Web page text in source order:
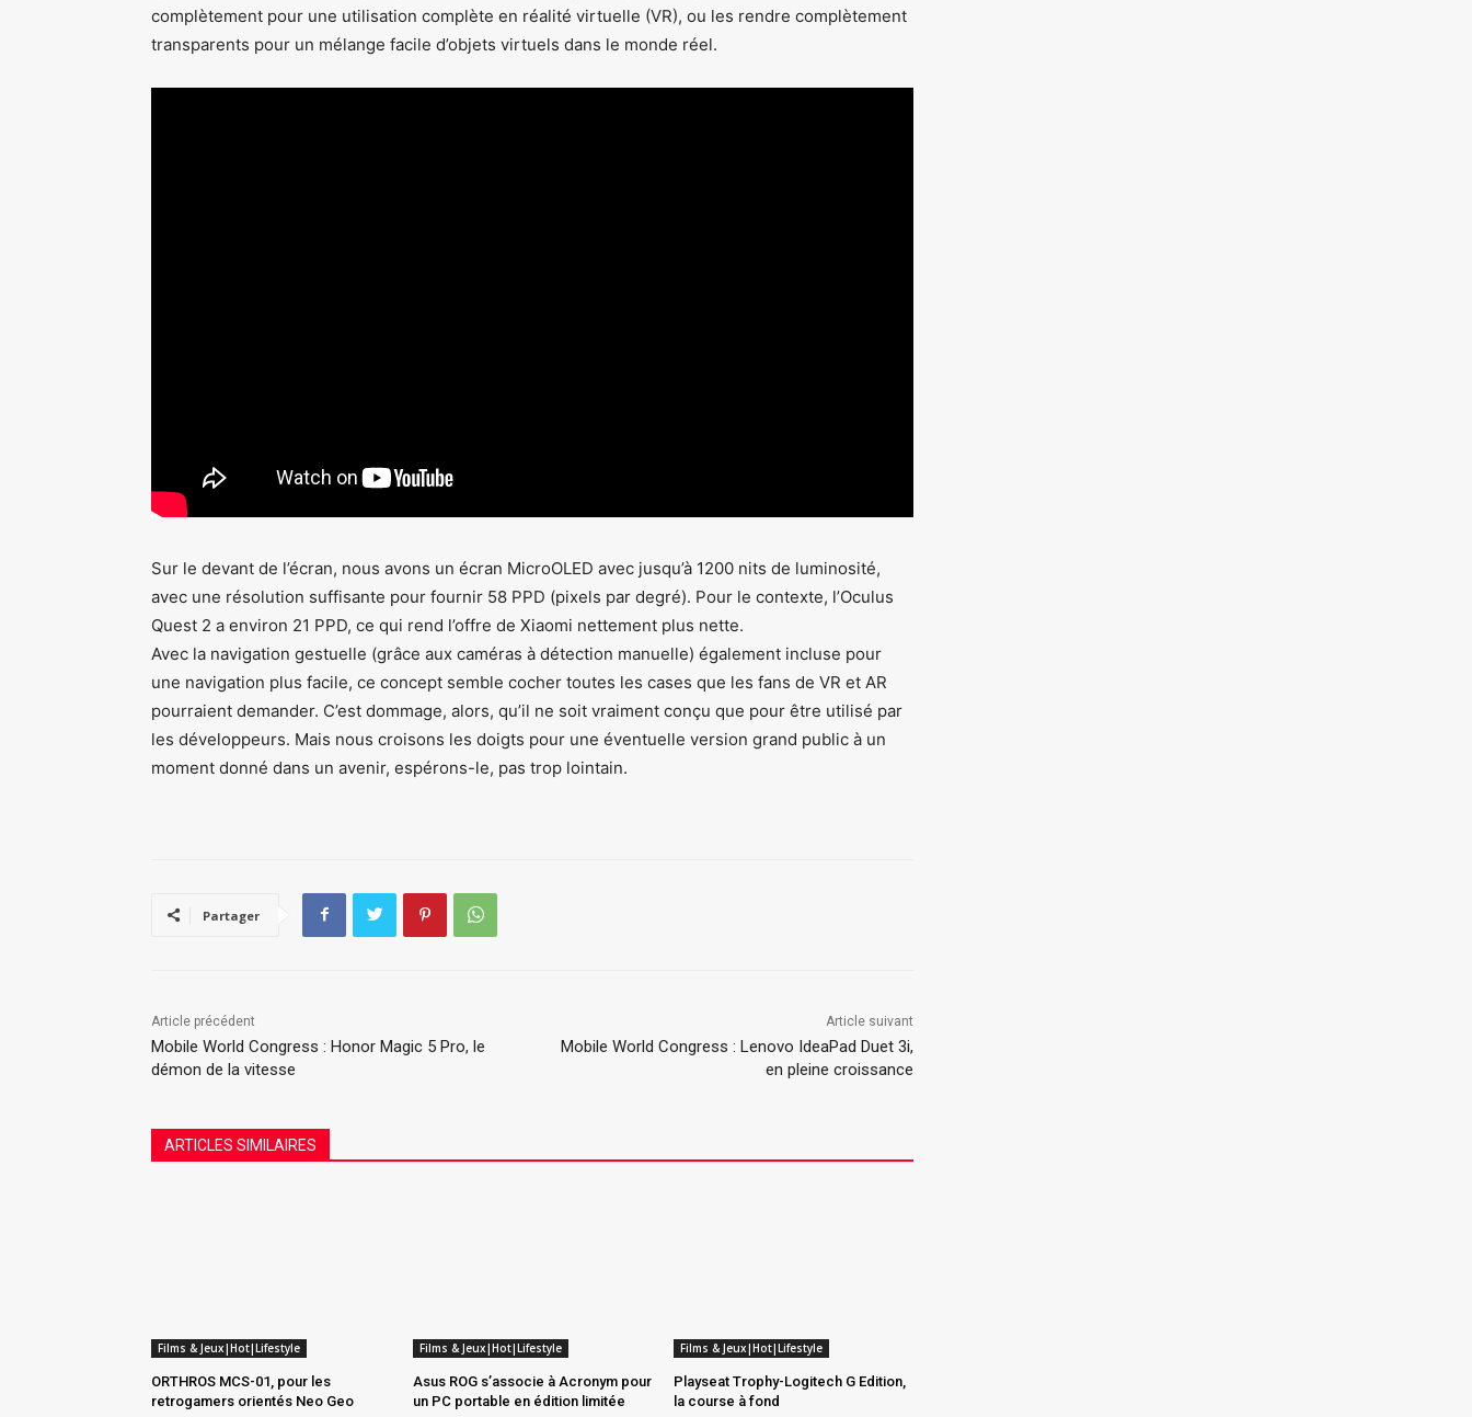
complètement pour une utilisation complète en réalité virtuelle (VR), ou les rendre complètement
transparents pour un mélange facile d’objets virtuels dans le monde réel.
Sur le devant de l’écran, nous avons un écran MicroOLED avec jusqu’à 1200 nits de luminosité,
avec une résolution suffisante pour fournir 58 PPD (pixels par degré). Pour le contexte, l’Oculus
Quest 2 a environ 21 PPD, ce qui rend l’offre de Xiaomi nettement plus nette.
Avec la navigation gestuelle (grâce aux caméras à détection manuelle) également incluse pour
une navigation plus facile, ce concept semble cocher toutes les cases que les fans de VR et AR
pourraient demander. C’est dommage, alors, qu’il ne soit vraiment conçu que pour être utilisé par
les développeurs. Mais nous croisons les doigts pour une éventuelle version grand public à un
moment donné dans un avenir, espérons-le, pas trop lointain.
Partager
Article précédent
Mobile World Congress : Honor Magic 5 Pro, le
démon de la vitesse
Article suivant
Mobile World Congress : Lenovo IdeaPad Duet 3i,
en pleine croissance
ARTICLES SIMILAIRES
Films & Jeux|Hot|Lifestyle
ORTHROS MCS-01, pour les
retrogamers orientés Neo Geo
Films & Jeux|Hot|Lifestyle
Asus ROG s’associe à Acronym pour
un PC portable en édition limitée
Films & Jeux|Hot|Lifestyle
Playseat Trophy-Logitech G Edition,
la course à fond